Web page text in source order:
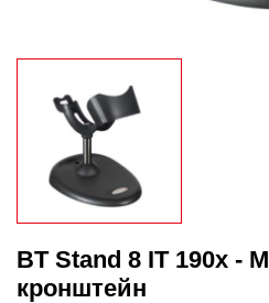
BT Stand 8 IT 190x -
кронштейн